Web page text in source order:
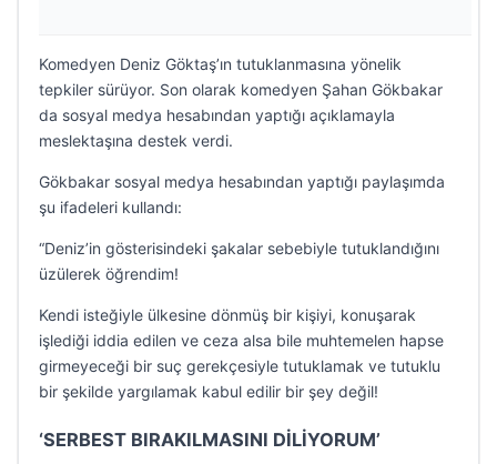
Komedyen Deniz Göktaş’ın tutuklanmasına yönelik
tepkiler sürüyor. Son olarak komedyen Şahan Gökbakar
da sosyal medya hesabından yaptığı açıklamayla
meslektaşına destek verdi.
Gökbakar sosyal medya hesabından yaptığı paylaşımda
şu ifadeleri kullandı:
“Deniz’in gösterisindeki şakalar sebebiyle tutuklandığını
üzülerek öğrendim!
Kendi isteğiyle ülkesine dönmüş bir kişiyi, konuşarak
işlediği iddia edilen ve ceza alsa bile muhtemelen hapse
girmeyeceği bir suç gerekçesiyle tutuklamak ve tutuklu
bir şekilde yargılamak kabul edilir bir şey değil!
‘SERBEST BIRAKILMASINI DİLİYORUM’